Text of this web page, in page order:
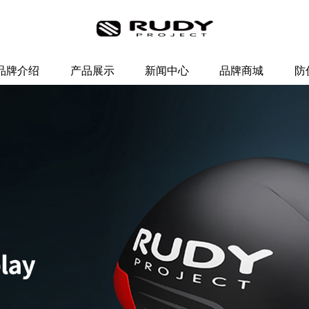
牌介绍 产品展示 新闻中心 品牌商城 防